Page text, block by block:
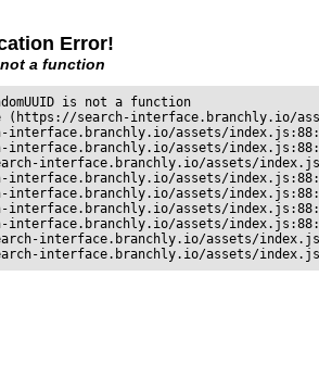
Error!
a function
is not a function
(https://search-interface.branchly.io/
interface.branchly.io/assets/
interface.branchly.io/assets/
interface.branchly.io/assets/
interface.branchly.io/assets/
interface.branchly.io/assets/
interface.branchly.io/assets/
interface.branchly.io/assets/
interface.branchly.io/assets/
interface.branchly.io/assets/